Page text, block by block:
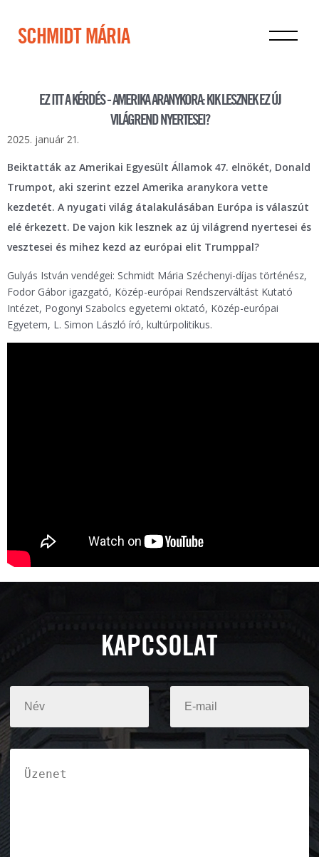
SCHMIDT MÁRIA
EZ ITT A KÉRDÉS - AMERIKA ARANYKORA: KIK LESZNEK EZ ÚJ
VILÁGREND NYERTESEI?
2025. január 21.
Beiktatták az Amerikai Egyesült Államok 47. elnökét, Donald
Trumpot, aki szerint ezzel Amerika aranykora vette
kezdetét. A nyugati világ átalakulásában Európa is válaszút
elé érkezett. De vajon kik lesznek az új világrend nyertesei és
vesztesei és mihez kezd az európai elit Trumppal?
Gulyás István vendégei: Schmidt Mária Széchenyi-díjas történész,
Fodor Gábor igazgató, Közép-európai Rendszerváltást Kutató
Intézet, Pogonyi Szabolcs egyetemi oktató, Közép-európai
Egyetem, L. Simon László író, kultúrpolitikus.
KAPCSOLAT